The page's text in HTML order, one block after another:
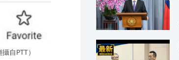
自PTT）